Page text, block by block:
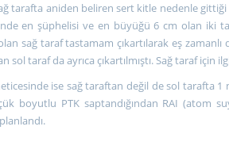
tarafta aniden beliren sert kitle nedenle
en şüphelisi ve en büyüğü 6 cm olan iki
sağ taraf tastamam çıkartılarak eş
sol taraf da ayrıca çıkartılmıştı. Sağ taraf
ise sağ taraftan değil de sol tarafta
boyutlu PTK saptandığından RAI